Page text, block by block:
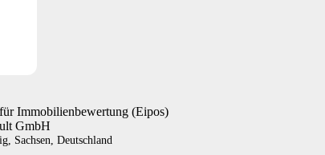
Immobilienbewertung (Eipos)
GmbH
Sachsen, Deutschland